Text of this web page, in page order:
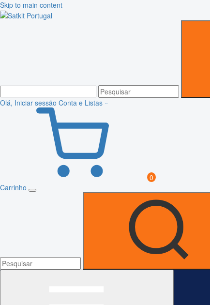
Skip to main content
Olá, Iniciar sessão Conta e Listas
0
Carrinho